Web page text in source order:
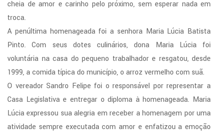
cheia de amor e carinho pelo próximo, sem esperar nada em
troca.
A penúltima homenageada foi a senhora Maria Lúcia Batista
Pinto. Com seus dotes culinários, dona Maria Lúcia foi
voluntária na casa do pequeno trabalhador e resgatou, desde
1999, a comida típica do município, o arroz vermelho com suã.
O vereador Sandro Felipe foi o responsável por representar a
Casa Legislativa e entregar o diploma à homenageada. Maria
Lúcia expressou sua alegria em receber a homenagem por uma
atividade sempre executada com amor e enfatizou a emoção